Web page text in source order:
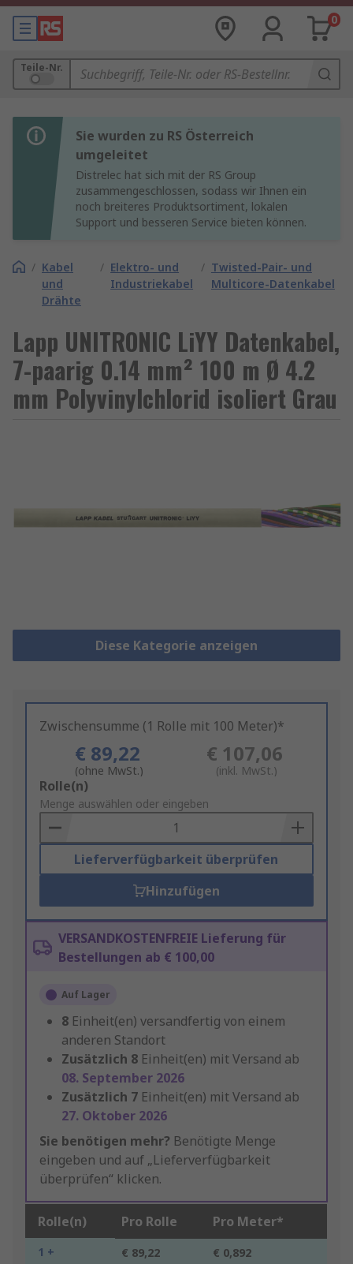
0
Teile-Nr.
Sie wurden zu RS Österreich
umgeleitet
Distrelec hat sich mit der RS Group
zusammengeschlossen, sodass wir Ihnen ein
noch breiteres Produktsortiment, lokalen
Support und besseren Service bieten können.
/ Kabel
und
Drähte
/ Elektro- und
Industriekabel
/ Twisted-Pair- und
Multicore-Datenkabel
Lapp UNITRONIC LiYY Datenkabel,
7-paarig 0.14 mm² 100 m Ø 4.2
mm Polyvinylchlorid isoliert Grau
Diese Kategorie anzeigen
Zwischensumme (1 Rolle mit 100 Meter)*
€ 89,22
(ohne MwSt.)
€ 107,06
(inkl. MwSt.)
Add
to
Basket
Rolle(n)
Menge auswählen oder eingeben
Lieferverfügbarkeit überprüfen
Hinzufügen
VERSANDKOSTENFREIE Lieferung für
Bestellungen ab € 100,00
Auf Lager
8 Einheit(en) versandfertig von einem
anderen Standort
Zusätzlich 8 Einheit(en) mit Versand ab
08. September 2026
Zusätzlich 7 Einheit(en) mit Versand ab
27. Oktober 2026
Sie benötigen mehr? Benötigte Menge
eingeben und auf „Lieferverfügbarkeit
überprüfen“ klicken.
Rolle(n) Pro Rolle Pro Meter*
1 + € 89,22 € 0,892